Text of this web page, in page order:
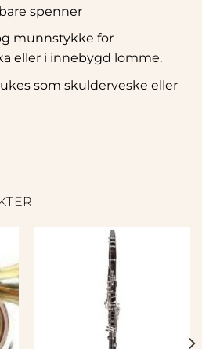
spenner
munnstykke for
eller i innebygd lomme.
som skulderveske eller